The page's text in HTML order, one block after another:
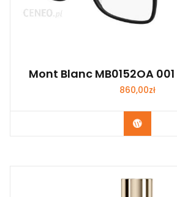
Mont Blanc MB0152OA
860,00zł
Zobacz